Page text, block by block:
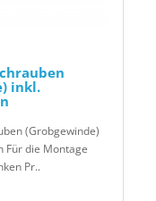
inkl.
(Grobgewinde)
Für die Montage
Pr..